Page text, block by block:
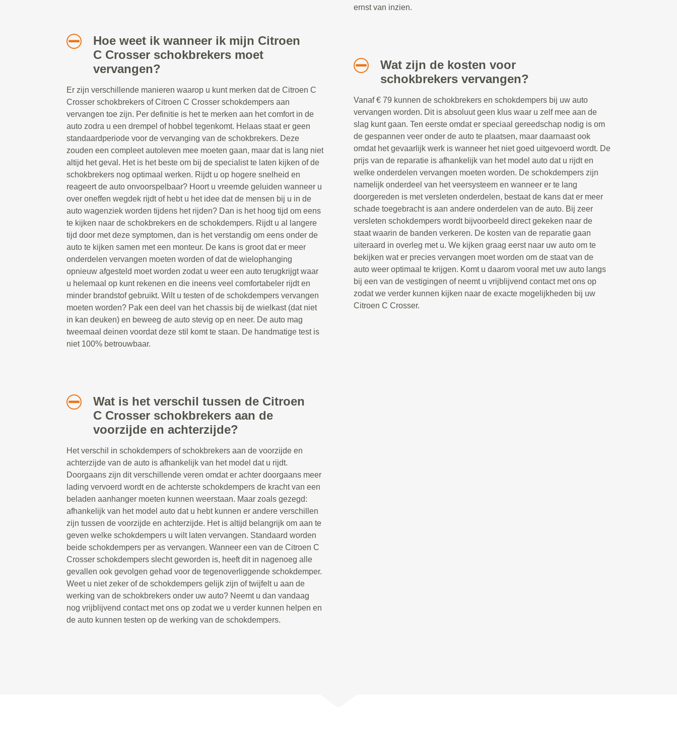
Hoe weet ik wanneer ik mijn Citroen
C Crosser schokbrekers moet
vervangen?
Er zijn verschillende manieren waarop u kunt merken dat de Citroen C
Crosser schokbrekers of Citroen C Crosser schokdempers aan
vervangen toe zijn. Per definitie is het te merken aan het comfort in de
auto zodra u een drempel of hobbel tegenkomt. Helaas staat er geen
standaardperiode voor de vervanging van de schokbrekers. Deze
zouden een compleet autoleven mee moeten gaan, maar dat is lang niet
altijd het geval. Het is het beste om bij de specialist te laten kijken of de
schokbrekers nog optimaal werken. Rijdt u op hogere snelheid en
reageert de auto onvoorspelbaar? Hoort u vreemde geluiden wanneer u
over oneffen wegdek rijdt of hebt u het idee dat de mensen bij u in de
auto wagenziek worden tijdens het rijden? Dan is het hoog tijd om eens
te kijken naar de schokbrekers en de schokdempers. Rijdt u al langere
tijd door met deze symptomen, dan is het verstandig om eens onder de
auto te kijken samen met een monteur. De kans is groot dat er meer
onderdelen vervangen moeten worden of dat de wielophanging
opnieuw afgesteld moet worden zodat u weer een auto terugkrijgt waar
u helemaal op kunt rekenen en die ineens veel comfortabeler rijdt en
minder brandstof gebruikt. Wilt u testen of de schokdempers vervangen
moeten worden? Pak een deel van het chassis bij de wielkast (dat niet
in kan deuken) en beweeg de auto stevig op en neer. De auto mag
tweemaal deinen voordat deze stil komt te staan. De handmatige test is
niet 100% betrouwbaar.
Wat is het verschil tussen de Citroen
C Crosser schokbrekers aan de
voorzijde en achterzijde?
Het verschil in schokdempers of schokbrekers aan de voorzijde en
achterzijde van de auto is afhankelijk van het model dat u rijdt.
Doorgaans zijn dit verschillende veren omdat er achter doorgaans meer
lading vervoerd wordt en de achterste schokdempers de kracht van een
beladen aanhanger moeten kunnen weerstaan. Maar zoals gezegd:
afhankelijk van het model auto dat u hebt kunnen er andere verschillen
zijn tussen de voorzijde en achterzijde. Het is altijd belangrijk om aan te
geven welke schokdempers u wilt laten vervangen. Standaard worden
beide schokdempers per as vervangen. Wanneer een van de Citroen C
Crosser schokdempers slecht geworden is, heeft dit in nagenoeg alle
gevallen ook gevolgen gehad voor de tegenoverliggende schokdemper.
Weet u niet zeker of de schokdempers gelijk zijn of twijfelt u aan de
werking van de schokbrekers onder uw auto? Neemt u dan vandaag
nog vrijblijvend contact met ons op zodat we u verder kunnen helpen en
de auto kunnen testen op de werking van de schokdempers.
ernst van inzien.
Wat zijn de kosten voor
schokbrekers vervangen?
Vanaf € 79 kunnen de schokbrekers en schokdempers bij uw auto
vervangen worden. Dit is absoluut geen klus waar u zelf mee aan de
slag kunt gaan. Ten eerste omdat er speciaal gereedschap nodig is om
de gespannen veer onder de auto te plaatsen, maar daarnaast ook
omdat het gevaarlijk werk is wanneer het niet goed uitgevoerd wordt. De
prijs van de reparatie is afhankelijk van het model auto dat u rijdt en
welke onderdelen vervangen moeten worden. De schokdempers zijn
namelijk onderdeel van het veersysteem en wanneer er te lang
doorgereden is met versleten onderdelen, bestaat de kans dat er meer
schade toegebracht is aan andere onderdelen van de auto. Bij zeer
versleten schokdempers wordt bijvoorbeeld direct gekeken naar de
staat waarin de banden verkeren. De kosten van de reparatie gaan
uiteraard in overleg met u. We kijken graag eerst naar uw auto om te
bekijken wat er precies vervangen moet worden om de staat van de
auto weer optimaal te krijgen. Komt u daarom vooral met uw auto langs
bij een van de vestigingen of neemt u vrijblijvend contact met ons op
zodat we verder kunnen kijken naar de exacte mogelijkheden bij uw
Citroen C Crosser.